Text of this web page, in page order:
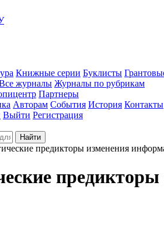
Книжные серии Буклисты
журналы Журналы по рубрикам
Партнеры
Авторам События История Контакты
Выйти Регистрация
Найти
предикторы изменения
предикторы